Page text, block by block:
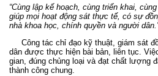
“Cùng lập kế hoạch, cùng triển khai,
giúp mọi hoạt động sát thực tế, có sự
nhà khoa học, chính quyền và người
Công tác chỉ đạo kỹ thuật, giám sát
dân được thực hiện bài bản, liên tục.
gian, đúng chủng loại và đạt chất lượng
thành công chung.